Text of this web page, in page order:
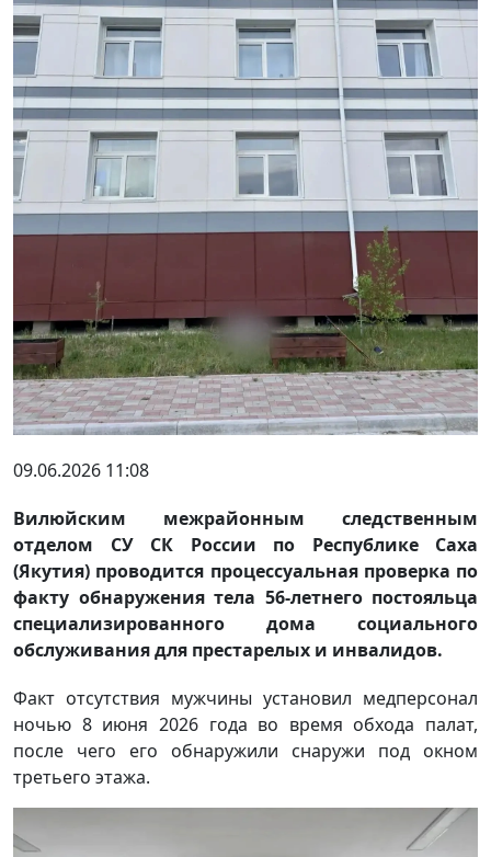
09.06.2026 11:08
Вилюйским межрайонным следственным
отделом СУ СК России по Республике Саха
(Якутия) проводится процессуальная проверка по
факту обнаружения тела 56-летнего постояльца
специализированного дома социального
обслуживания для престарелых и инвалидов.
Факт отсутствия мужчины установил медперсонал
ночью 8 июня 2026 года во время обхода палат,
после чего его обнаружили снаружи под окном
третьего этажа.